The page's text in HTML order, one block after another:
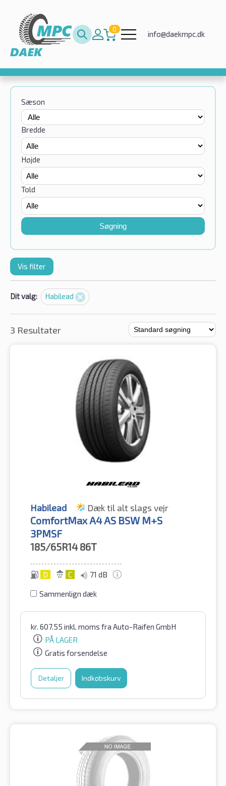
0
info@daekmpc.dk
Sæson
Bredde
Højde
Told
Søgning
Vis filter
Dit valg: Habilead
3 Resultater
Habilead Dæk til alt slags vejr
ComfortMax A4 AS BSW M+S
3PMSF
185/65R14 86T
D C 71 dB
Sammenlign dæk
kr. 607.55 inkl. moms fra Auto-Raifen GmbH
PÅ LAGER
Gratis forsendelse
Detaljer Indkøbskurv